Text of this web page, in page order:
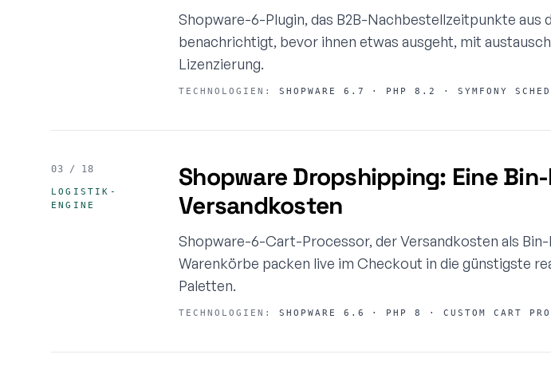
Shopware-6-Plugin, das B2B-Nachbestellzeitpunkte aus
benachrichtigt, bevor ihnen etwas ausgeht, mit
Lizenzierung.
TECHNOLOGIEN: SHOPWARE 6.7 · PHP 8.2 · SYMFONY
03 / 18
LOGISTIK-
ENGINE
Shopware Dropshipping: Eine
Versandkosten
Shopware-6-Cart-Processor, der Versandkosten als
Warenkörbe packen live im Checkout in die günstigste
Paletten.
TECHNOLOGIEN: SHOPWARE 6.6 · PHP 8 · CUSTOM CART